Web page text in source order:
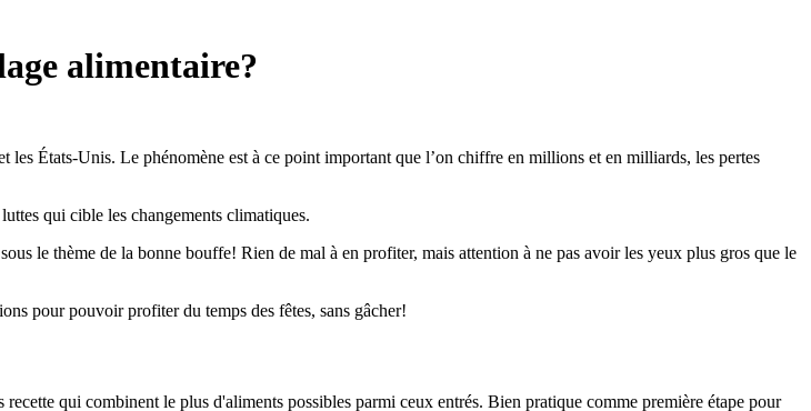
alimentaire?
États-Unis. Le phénomène est à ce point important que l’on chiffre en millions et en milliards, les pertes
qui cible les changements climatiques.
le thème de la bonne bouffe! Rien de mal à en profiter, mais attention à ne pas avoir les yeux plus gros que le
pour pouvoir profiter du temps des fêtes, sans gâcher!
recette qui combinent le plus d'aliments possibles parmi ceux entrés. Bien pratique comme première étape pour